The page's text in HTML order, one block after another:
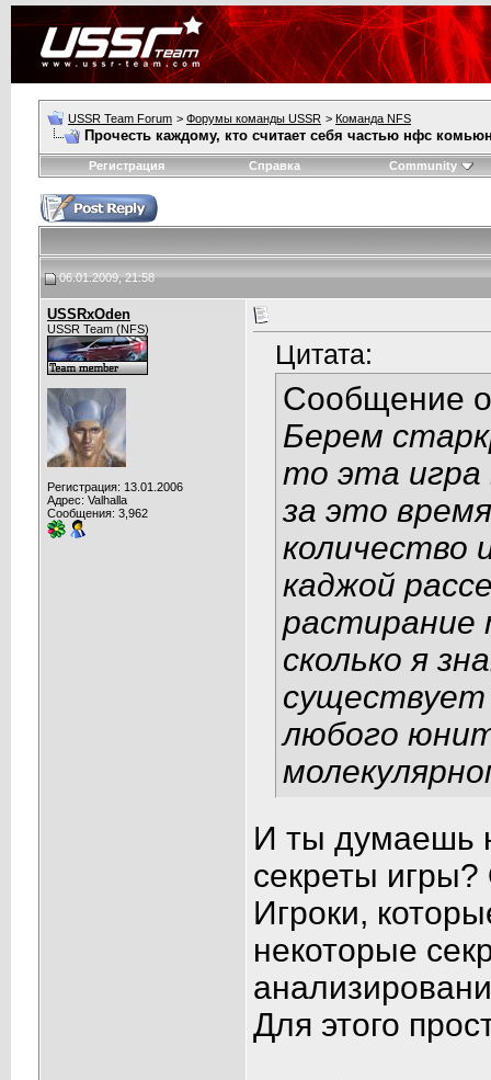
USSR Team Forum > Форумы команды USSR > Команда NFS
Прочесть каждому, кто считает себя частью нфс
Регистрация Справка Community
06.01.2009, 21:58
USSRxOden
USSR Team (NFS)
Регистрация: 13.01.2006
Адрес: Valhalla
Сообщения: 3,962
Цитата:
Сообщение
Берем
то эта игра
за это
количество
каджой
растирание
сколько я
любого
И ты думаешь
секреты
Игроки,
некоторые
Для этого